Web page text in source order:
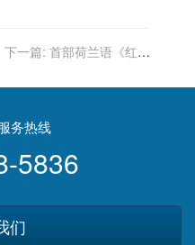
下一篇: 首部荷兰语《红楼
务热线
5836
们